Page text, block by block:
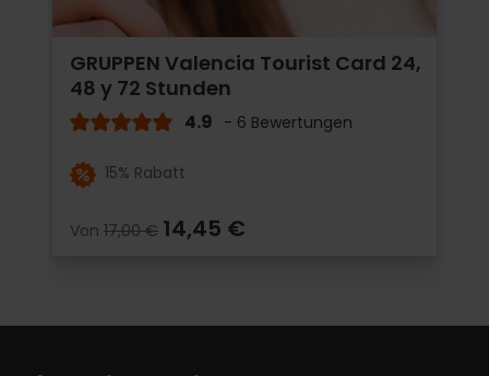
GRUPPEN Valencia Tourist Card 24,
48 y 72 Stunden
4.9 - 6 Bewertungen
15% Rabatt
Von 17,00 € 14,45 €